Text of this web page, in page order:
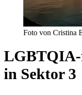
Foto von Cristina
in Sektor 3